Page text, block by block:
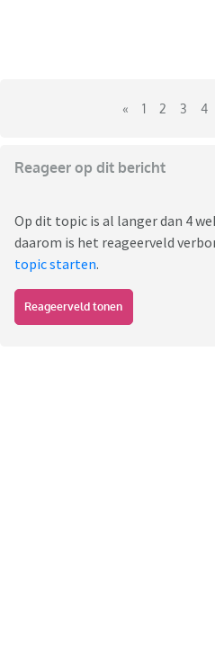
« 1 2 3 4
Reageer op dit bericht
Op dit topic is al langer dan 4
daarom is het reageerveld
topic starten.
Reageerveld tonen